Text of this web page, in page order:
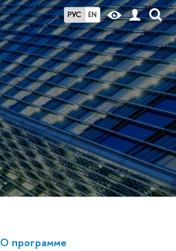
РУС EN
О программе